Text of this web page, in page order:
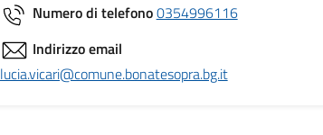
Numero di telefono0354996116
Indirizzo email
lucia.vicari@comune.bonatesopra.bg.it